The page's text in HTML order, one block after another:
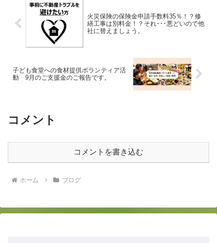
火災保険の保険金申請手数料35％！？修
繕工事は別料金！？それ･･･悪どいので他
社に替えましょう。
子ども食堂への食材提供ボランティア活
動 9月のご支援金のご報告です。
コメント
コメントを書き込む
ホーム ブログ